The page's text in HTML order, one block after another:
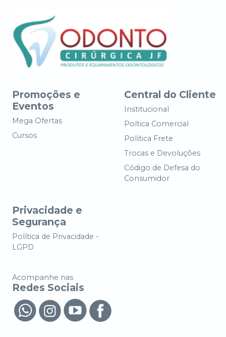
Promoções e
Eventos
Mega Ofertas
Cursos
Central do Cliente
Institucional
Poítica Comercial
Política Frete
Trocas e Devoluções
Código de Defesa do
Consumidor
Privacidade e
Segurança
Política de Privacidade -
LGPD
Acompanhe nas
Redes Sociais